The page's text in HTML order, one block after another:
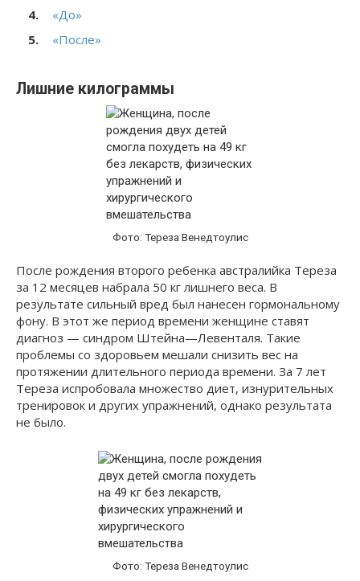
«До»
«После»
Лишние килограммы
Фото: Тереза Венедтоулис
После рождения второго ребенка австралийка Тереза
за 12 месяцев набрала 50 кг лишнего веса. В
результате сильный вред был нанесен гормональному
фону. В этот же период времени женщине ставят
диагноз — синдром Штейна—Левенталя. Такие
проблемы со здоровьем мешали снизить вес на
протяжении длительного периода времени. За 7 лет
Тереза испробовала множество диет, изнурительных
тренировок и других упражнений, однако результата
не было.
Фото: Тереза Венедтоулис